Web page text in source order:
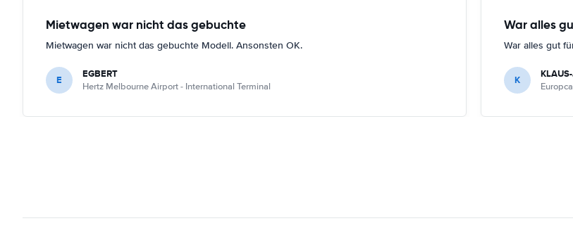
Mietwagen war nicht das gebuchte
Mietwagen war nicht das gebuchte Modell. Ansonsten OK.
E EGBERT
Hertz Melbourne Airport - International Terminal
War alles
War alles gut
K